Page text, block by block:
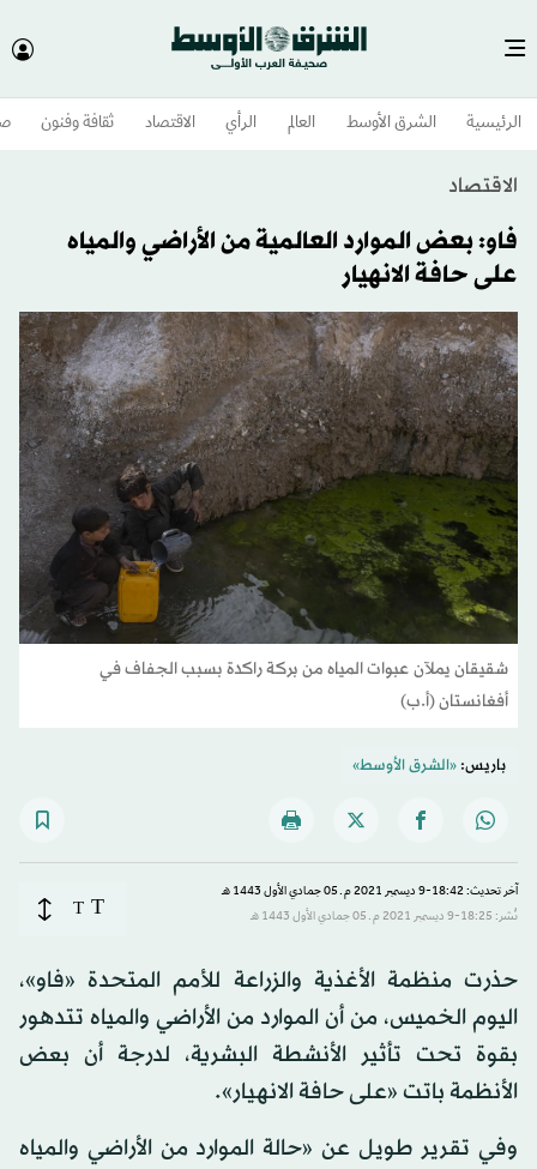
الرئيسية الشرق الأوسط​ العالم الرأي الاقتصاد ثقافة وفنون
الاقتصاد
فاو: بعض الموارد العالمية من الأراضي والمياه
على حافة الانهيار
شقيقان يملآن عبوات المياه من بركة راكدة بسبب الجفاف في
أفغانستان (أ.ب)
باريس:«الشرق الأوسط»
آخر تحديث: 18:42-9 ديسمبر 2021 م ـ 05 جمادي الأول 1443 هـ
نُشر: 18:25-9 ديسمبر 2021 م ـ 05 جمادي الأول 1443 هـ
T
T
حذرت منظمة الأغذية والزراعة للأمم المتحدة «فاو»،
اليوم الخميس، من أن الموارد من الأراضي والمياه تتدهور
بقوة تحت تأثير الأنشطة البشرية، لدرجة أن بعض
الأنظمة باتت «على حافة الانهيار».
وفي تقرير طويل عن «حالة الموارد من الأراضي والمياه